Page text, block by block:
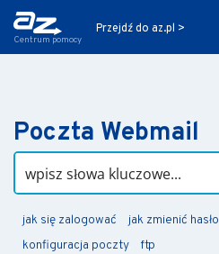
Centrum pomocy
Przejdź do az.pl >
Poczta Webmail
jak się zalogować jak zmienić hasło
konfiguracja poczty
ftp